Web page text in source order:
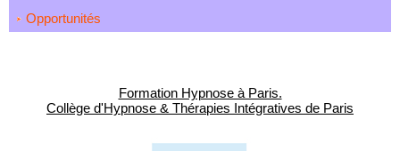
Opportunités
Formation Hypnose à Paris.
Collège d'Hypnose & Thérapies Intégratives de Paris